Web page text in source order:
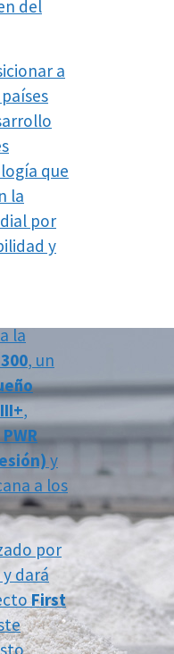
del
a
que
la
por
y
la
, un
,
PWR
y
a los
por
dará
First